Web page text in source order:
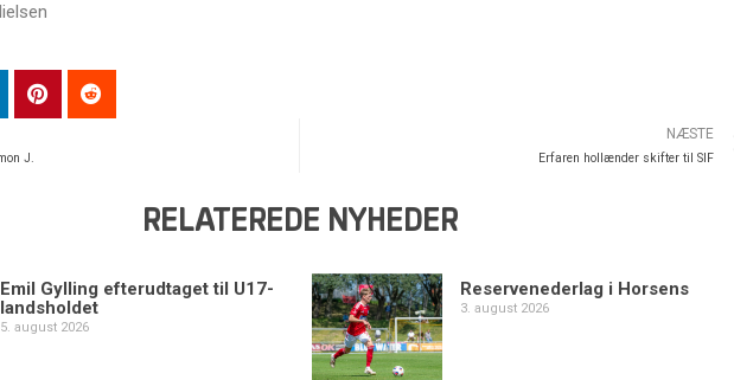
J.
NÆSTE
Erfaren hollænder skifter til SIF
RELATEREDE NYHEDER
Emil Gylling efterudtaget til U17-
landsholdet
5. august 2026
Reservenederlag i Horsens
3. august 2026